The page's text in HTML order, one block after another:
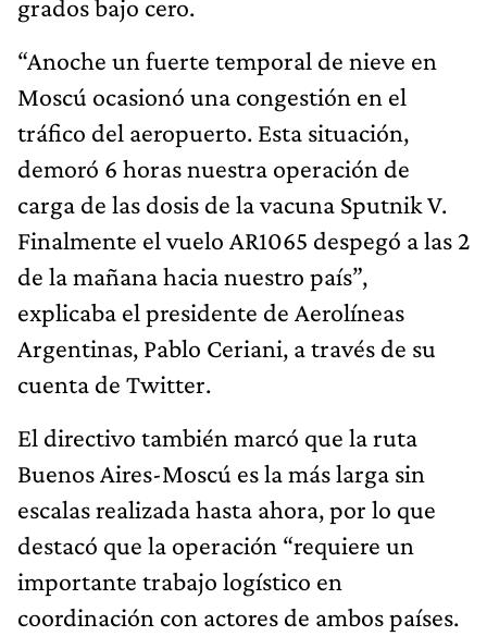
grados bajo cero.
“Anoche un fuerte temporal de nieve en
Moscú ocasionó una congestión en el
tráfico del aeropuerto. Esta situación,
demoró 6 horas nuestra operación de
carga de las dosis de la vacuna Sputnik V.
Finalmente el vuelo AR1065 despegó a las 2
de la mañana hacia nuestro país”,
explicaba el presidente de Aerolíneas
Argentinas, Pablo Ceriani, a través de su
cuenta de Twitter.
El directivo también marcó que la ruta
Buenos Aires-Moscú es la más larga sin
escalas realizada hasta ahora, por lo que
destacó que la operación “requiere un
importante trabajo logístico en
coordinación con actores de ambos países.